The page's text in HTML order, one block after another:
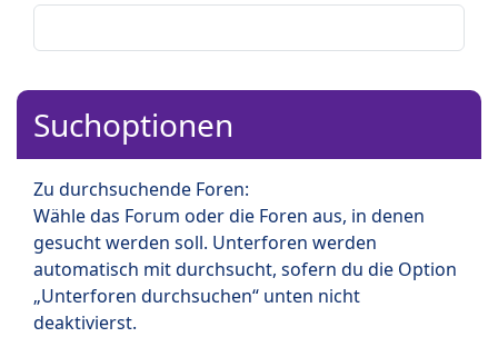
Suchoptionen
Zu durchsuchende Foren:
Wähle das Forum oder die Foren aus, in denen
gesucht werden soll. Unterforen werden
automatisch mit durchsucht, sofern du die Option
„Unterforen durchsuchen“ unten nicht
deaktivierst.